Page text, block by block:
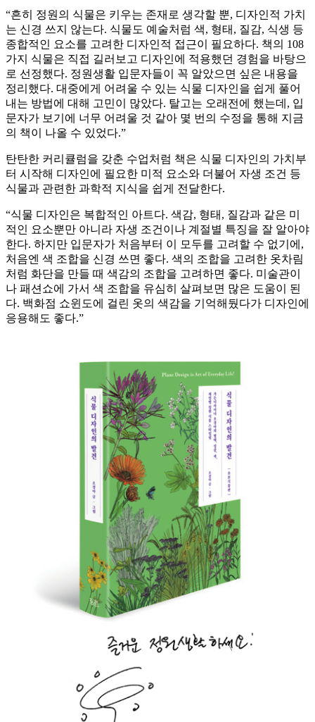
“흔히 정원의 식물은 키우는 존재로 생각할 뿐, 디자인적 가치
는 신경 쓰지 않는다. 식물도 예술처럼 색, 형태, 질감, 식생 등
종합적인 요소를 고려한 디자인적 접근이 필요하다. 책의 108
가지 식물은 직접 길러보고 디자인에 적용했던 경험을 바탕으
로 선정했다. 정원생활 입문자들이 꼭 알았으면 싶은 내용을
정리했다. 대중에게 어려울 수 있는 식물 디자인을 쉽게 풀어
내는 방법에 대해 고민이 많았다. 탈고는 오래전에 했는데, 입
문자가 보기에 너무 어려울 것 같아 몇 번의 수정을 통해 지금
의 책이 나올 수 있었다.”
탄탄한 커리큘럼을 갖춘 수업처럼 책은 식물 디자인의 가치부
터 시작해 디자인에 필요한 미적 요소와 더불어 자생 조건 등
식물과 관련한 과학적 지식을 쉽게 전달한다.
“식물 디자인은 복합적인 아트다. 색감, 형태, 질감과 같은 미
적인 요소뿐만 아니라 자생 조건이나 계절별 특징을 잘 알아야
한다. 하지만 입문자가 처음부터 이 모두를 고려할 수 없기에,
처음엔 색 조합을 신경 쓰면 좋다. 색의 조합을 고려한 옷차림
처럼 화단을 만들 때 색감의 조합을 고려하면 좋다. 미술관이
나 패션쇼에 가서 색 조합을 유심히 살펴보면 많은 도움이 된
다. 백화점 쇼윈도에 걸린 옷의 색감을 기억해뒀다가 디자인에
응용해도 좋다.”